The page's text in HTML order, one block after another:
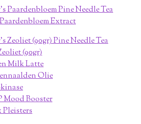
Paardenbloem Pine Needle Tea
Extract
Zeoliet (90gr) Pine Needle Tea
(90gr)
Milk Latte
Olie
Mood Booster